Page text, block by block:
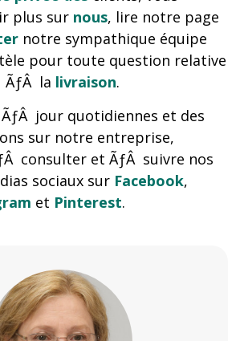
plus sur nous, lire notre page
notre sympathique équipe
pour toute question relative
ÃƒÂ la livraison.
jour quotidiennes et des
sur notre entreprise,
consulter et ÃƒÂ suivre nos
sociaux sur Facebook,
et Pinterest.